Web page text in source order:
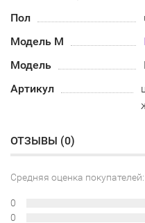
Пол
Модель М
Модель
Артикул
ОТЗЫВЫ (0)
Средняя оценка
0
0